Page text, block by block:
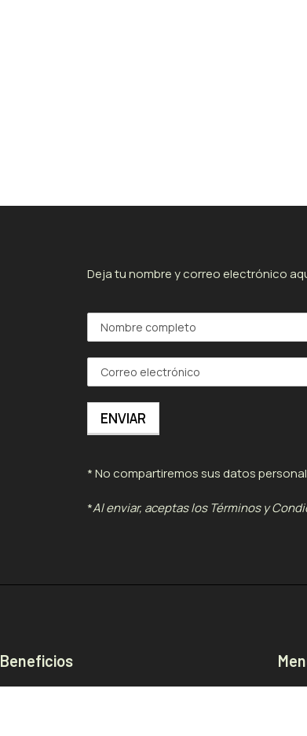
Deja tu nombre y correo electrónico
* No compartiremos sus datos
*Al enviar, aceptas los Términos y
Beneficios